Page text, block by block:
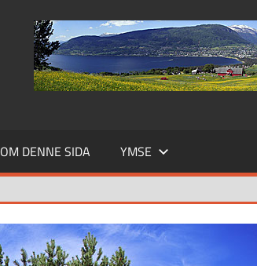
OM DENNE SIDA YMSE